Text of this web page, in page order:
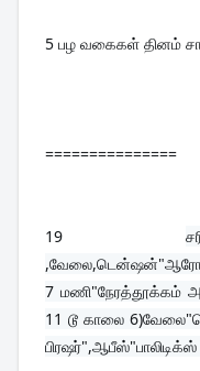
5 பழ வகைகள் தினம்
===============
19
7 மணி"நேரத்தூக்கம்
11 டூ காலை